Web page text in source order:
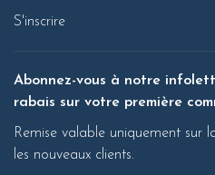
S'inscrire
Abonnez-vous à notre
rabais sur votre première
Remise valable uniquement sur
les nouveaux clients.